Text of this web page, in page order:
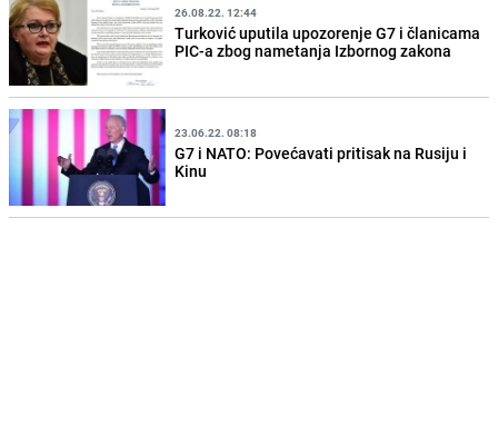
26.08.22. 12:44
Turković uputila upozorenje G7 i članicama
PIC-a zbog nametanja Izbornog zakona
23.06.22. 08:18
G7 i NATO: Povećavati pritisak na Rusiju i
Kinu